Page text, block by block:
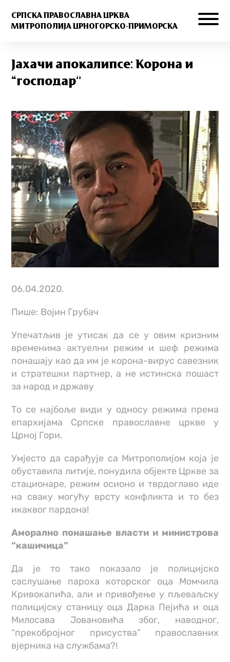
СРПСКА ПРАВОСЛАВНА ЦРКВА
МИТРОПОЛИЈА ЦРНОГОРСКО-ПРИМОРСКА
Јахачи апокалипсе: Корона и
“господар”
06.04.2020.
Пише: Војин Грубач
Упечатљив је утисак да се у овим кризним
временима актуелни режим и шеф режима
понашају као да им је корона-вирус савезник
и стратешки партнер, а не истинска пошаст
за народ и државу
То се најбоље види у односу режима према
епархијама Српске православне цркве у
Црној Гори.
Умјесто да сарађује са Митрополијом која је
обуставила литије, понудила објекте Цркве за
стационаре, режим осионо и тврдоглаво иде
на сваку могућу врсту конфликта и то без
икаквог пардона!
Аморално понашање власти и министрова
“кашичица”
Да је то тако показало је полицијско
саслушање пароха которског оца Момчила
Кривокапића, али и привођење у пљеваљску
полицијску станицу оца Дарка Пејића и оца
Милосава Јовановића због, наводног,
“прекобројног присуства” православних
вјерника на службама?!